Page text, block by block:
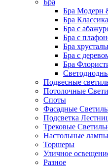
Бра Модерн
Бра Классика
Бра с
Бра с
Бра
Бра с
Бра
Подвесные
Потолочные
Споты
Фасадные
Подсветка
Трековые
Настольные лампы
Торшеры
Уличное
Разное